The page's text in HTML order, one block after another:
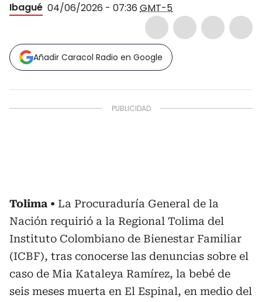
Ibagué 04/06/2026 - 07:36 GMT-5
Añadir Caracol Radio en Google
Tolima
La Procuraduría General de la
Nación requirió a la Regional Tolima del
Instituto Colombiano de Bienestar Familiar
(ICBF), tras conocerse las denuncias sobre el
caso de Mia Kataleya Ramírez, la bebé de
seis meses muerta en El Espinal, en medio del